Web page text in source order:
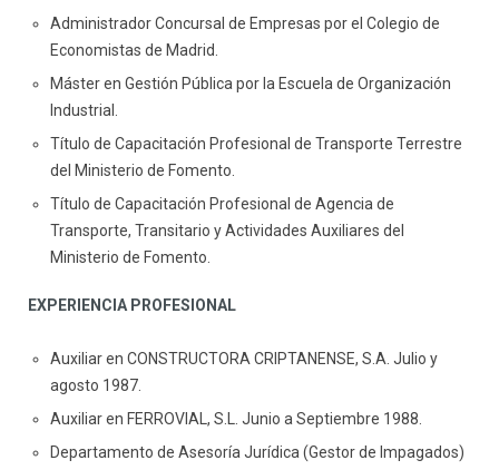
Administrador Concursal de Empresas por el Colegio de
Economistas de Madrid.
Máster en Gestión Pública por la Escuela de Organización
Industrial.
Título de Capacitación Profesional de Transporte Terrestre
del Ministerio de Fomento.
Título de Capacitación Profesional de Agencia de
Transporte, Transitario y Actividades Auxiliares del
Ministerio de Fomento.
EXPERIENCIA PROFESIONAL
Auxiliar en CONSTRUCTORA CRIPTANENSE, S.A. Julio y
agosto 1987.
Auxiliar en FERROVIAL, S.L. Junio a Septiembre 1988.
Departamento de Asesoría Jurídica (Gestor de Impagados)